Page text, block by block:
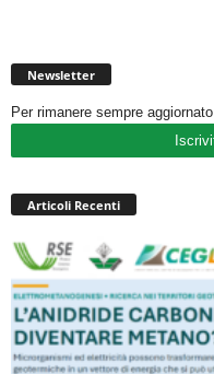
Newsletter
Per rimanere sempre aggiornato
Articoli Recenti